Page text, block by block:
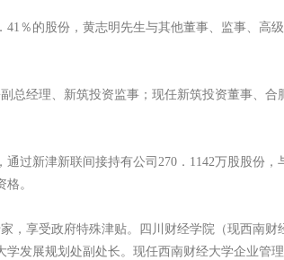
％的股份，黄志明先生与其他董事、监事、高
经理、新筑投资监事；现任新筑投资董事、合
新津新联间接持有公司270．1142万股股份，
。
享受政府特殊津贴。四川财经学院（现西南财
发展规划处副处长。现任西南财经大学企业管